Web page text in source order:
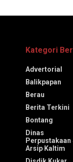
Kategori
Advertorial
Balikpapan
Berau
Berita Terkini
Bontang
Dinas
Perpustakaan
Arsip Kaltim